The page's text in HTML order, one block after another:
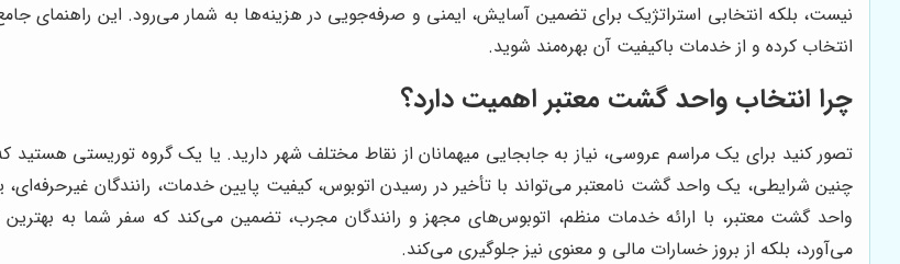
نیست، بلکه انتخابی استراتژیک برای تضمین آسایش، ایمنی و صرفه‌جویی در هزینه‌ها به شمار می‌رود. این راهنمای
انتخاب کرده و از خدمات باکیفیت آن بهره‌مند شوید.
چرا انتخاب واحد گشت معتبر اهمیت دارد؟
تصور کنید برای یک مراسم عروسی، نیاز به جابجایی میهمانان از نقاط مختلف شهر دارید. یا یک گروه توریستی هستید
چنین شرایطی، یک واحد گشت نامعتبر می‌تواند با تأخیر در رسیدن اتوبوس، کیفیت پایین خدمات، رانندگان
واحد گشت معتبر، با ارائه خدمات منظم، اتوبوس‌های مجهز و رانندگان مجرب، تضمین می‌کند که سفر شما به
می‌آورد، بلکه از بروز خسارات مالی و معنوی نیز جلوگیری می‌کند.